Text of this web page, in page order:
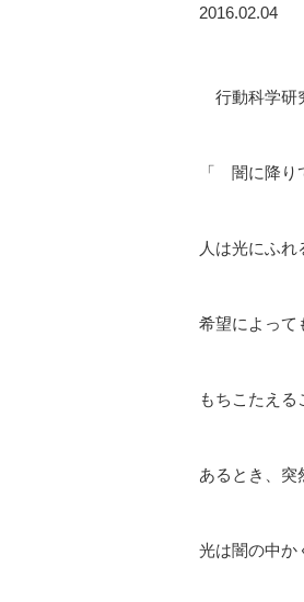
2016.02.04
行動科学研
「 闇に降り
人は光にふれ
希望によって
もちこたえる
あるとき、突
光は闇の中か